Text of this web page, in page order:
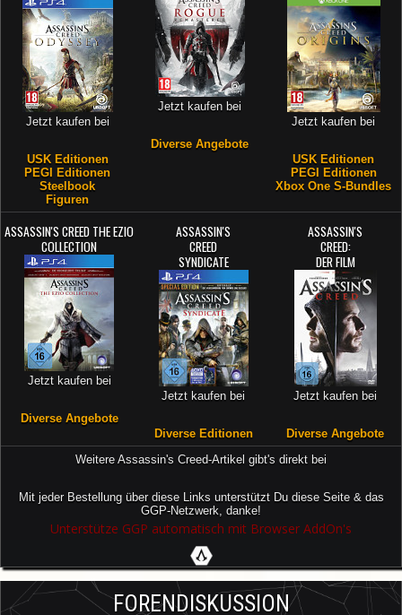
Jetzt kaufen bei
USK Editionen
PEGI Editionen
Steelbook
Figuren
Jetzt kaufen bei
Diverse Angebote
Jetzt kaufen bei
USK Editionen
PEGI Editionen
Xbox One S-Bundles
ASSASSIN'S CREED THE EZIO
COLLECTION
Jetzt kaufen bei
Diverse Angebote
ASSASSIN'S
CREED
SYNDICATE
Jetzt kaufen bei
Diverse Editionen
ASSASSIN'S
CREED:
DER FILM
Jetzt kaufen bei
Diverse Angebote
Weitere Assassin's Creed-Artikel gibt's direkt bei
Mit jeder Bestellung über diese Links unterstützt Du diese Seite & das
GGP-Netzwerk, danke!
Unterstütze GGP automatisch mit Browser AddOn's
FORENDISKUSSION